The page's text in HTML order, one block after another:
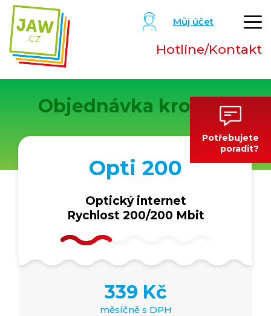
Hotline/Kontakt
Můj účet
Potřebujete
poradit?
Objednávka krok /2
Opti 200
Optický internet
Rychlost 200/200 Mbit
339 Kč
měsíčně s DPH